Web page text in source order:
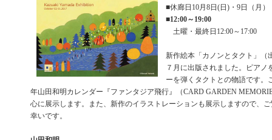
■休廊日10月8日(日)・9日（月）
■12:00～19:00
土曜・最終日12:00～17:00
新作絵本「カノンとタクト」（
７月に出版されました。ピアノ
ーを弾くタクトとの物語です。
年山田和明カレンダー『ファンタジア飛行』（CARD GARDEN
心に展示します。また、新作のイラストレーションも展示しますので、
幸いです。